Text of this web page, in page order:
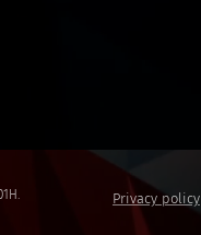
Privacy policy